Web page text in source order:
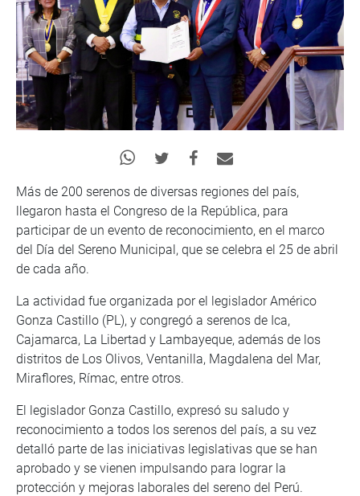
Más de 200 serenos de diversas regiones del país,
llegaron hasta el Congreso de la República, para
participar de un evento de reconocimiento, en el marco
del Día del Sereno Municipal, que se celebra el 25 de abril
de cada año.
La actividad fue organizada por el legislador Américo
Gonza Castillo (PL), y congregó a serenos de Ica,
Cajamarca, La Libertad y Lambayeque, además de los
distritos de Los Olivos, Ventanilla, Magdalena del Mar,
Miraflores, Rímac, entre otros.
El legislador Gonza Castillo, expresó su saludo y
reconocimiento a todos los serenos del país, a su vez
detalló parte de las iniciativas legislativas que se han
aprobado y se vienen impulsando para lograr la
protección y mejoras laborales del sereno del Perú.